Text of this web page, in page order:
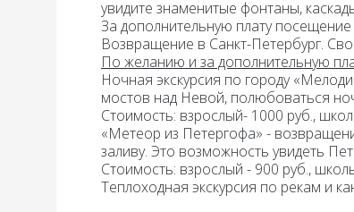
увидите знаменитые фонтаны,
За дополнительную плату
Возвращение в Санкт-Петербург.
По желанию и за дополнительную
Ночная экскурсия по городу
мостов над Невой, полюбоваться
Стоимость: взрослый- 1000 руб.,
«Метеор из Петергофа» -
заливу. Это возможность увидеть
Стоимость: взрослый - 900 руб.,
Теплоходная экскурсия по рекам и